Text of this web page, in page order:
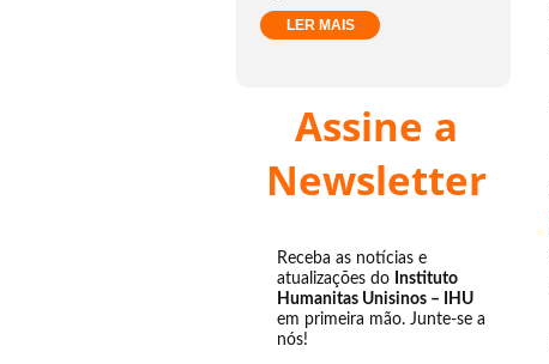
LER MAIS
Assine a
Newsletter
Receba as notícias e
atualizações do Instituto
Humanitas Unisinos – IHU
em primeira mão. Junte-se a
nós!